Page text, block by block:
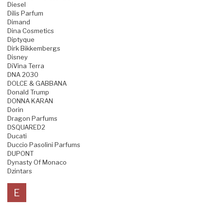
Diesel
Dilis Parfum
Dimand
Dina Cosmetics
Diptyque
Dirk Bikkembergs
Disney
DiVina Terra
DNA 2030
DOLCE & GABBANA
Donald Trump
DONNA KARAN
Dorin
Dragon Parfums
DSQUARED2
Ducati
Duccio Pasolini Parfums
DUPONT
Dynasty Of Monaco
Dzintars
E